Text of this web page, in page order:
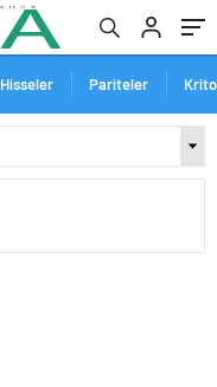
Hisseler Pariteler